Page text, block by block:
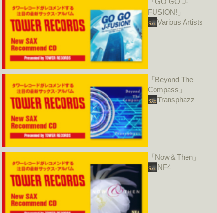
FUSION!」
Various Artists
「Beyond The
Compass」
Transphazz
「Now＆Then」
NF4